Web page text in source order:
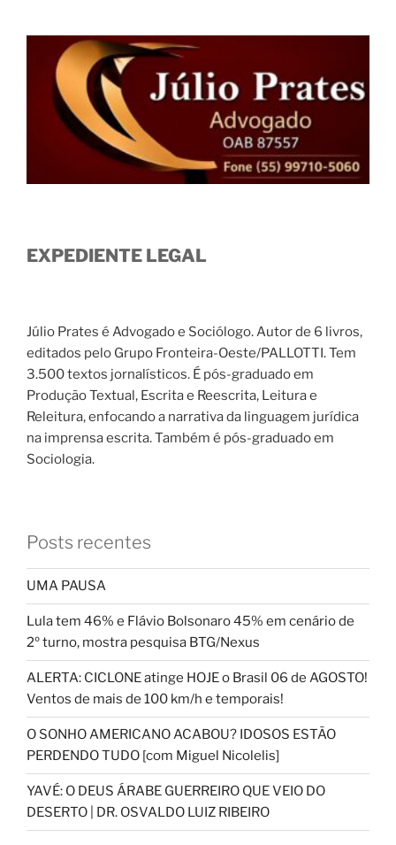
EXPEDIENTE LEGAL
Júlio Prates é Advogado e Sociólogo. Autor de 6 livros,
editados pelo Grupo Fronteira-Oeste/PALLOTTI. Tem
3.500 textos jornalísticos. É pós-graduado em
Produção Textual, Escrita e Reescrita, Leitura e
Releitura, enfocando a narrativa da linguagem jurídica
na imprensa escrita. Também é pós-graduado em
Sociologia.
Posts recentes
UMA PAUSA
Lula tem 46% e Flávio Bolsonaro 45% em cenário de
2º turno, mostra pesquisa BTG/Nexus
ALERTA: CICLONE atinge HOJE o Brasil 06 de AGOSTO!
Ventos de mais de 100 km/h e temporais!
O SONHO AMERICANO ACABOU? IDOSOS ESTÃO
PERDENDO TUDO [com Miguel Nicolelis]
YAVÉ: O DEUS ÁRABE GUERREIRO QUE VEIO DO
DESERTO | DR. OSVALDO LUIZ RIBEIRO